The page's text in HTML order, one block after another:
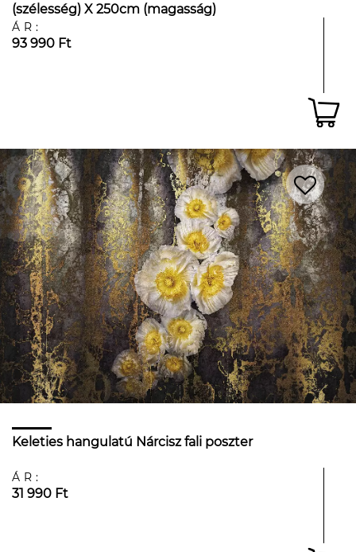
(szélesség) X 250cm (magasság)
ÁR:
93 990 Ft
Keleties hangulatú Nárcisz fali poszter
ÁR:
31 990 Ft